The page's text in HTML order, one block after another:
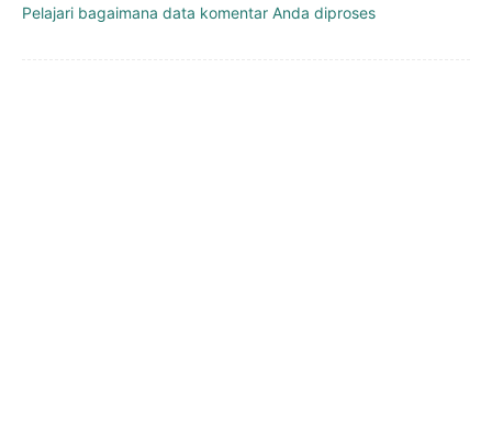
Pelajari bagaimana data komentar Anda diproses